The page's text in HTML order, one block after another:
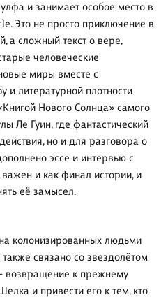
и занимает особое место в
Это не просто приключение в
а сложный текст о вере,
человеческие
миры вместе с
и литературной плотности
Нового Солнца» самого
Ле Гуин, где фантастический
но и для разговора о
эссе и интервью с
важен и как финал истории, и
её замысел.
колонизированных людьми
связано со звездолётом
возвращение к прежнему
и привести его к тем, кто